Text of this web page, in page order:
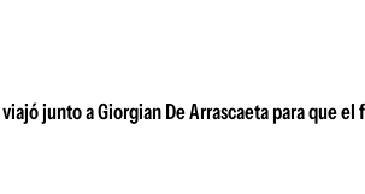
junto a Giorgian De Arrascaeta para que